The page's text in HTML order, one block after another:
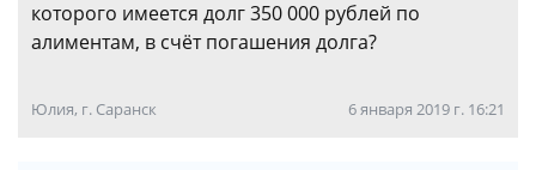
которого имеется долг 350 000 рублей по
алиментам, в счёт погашения долга?
Юлия, г. Саранск 6 января 2019 г. 16:21